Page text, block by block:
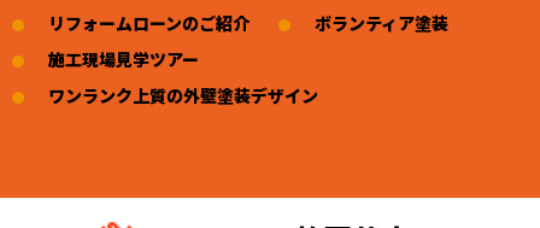
リフォームローンのご紹介
ボランティア塗装
施工現場見学ツアー
ワンランク上質の外壁塗装デザイン